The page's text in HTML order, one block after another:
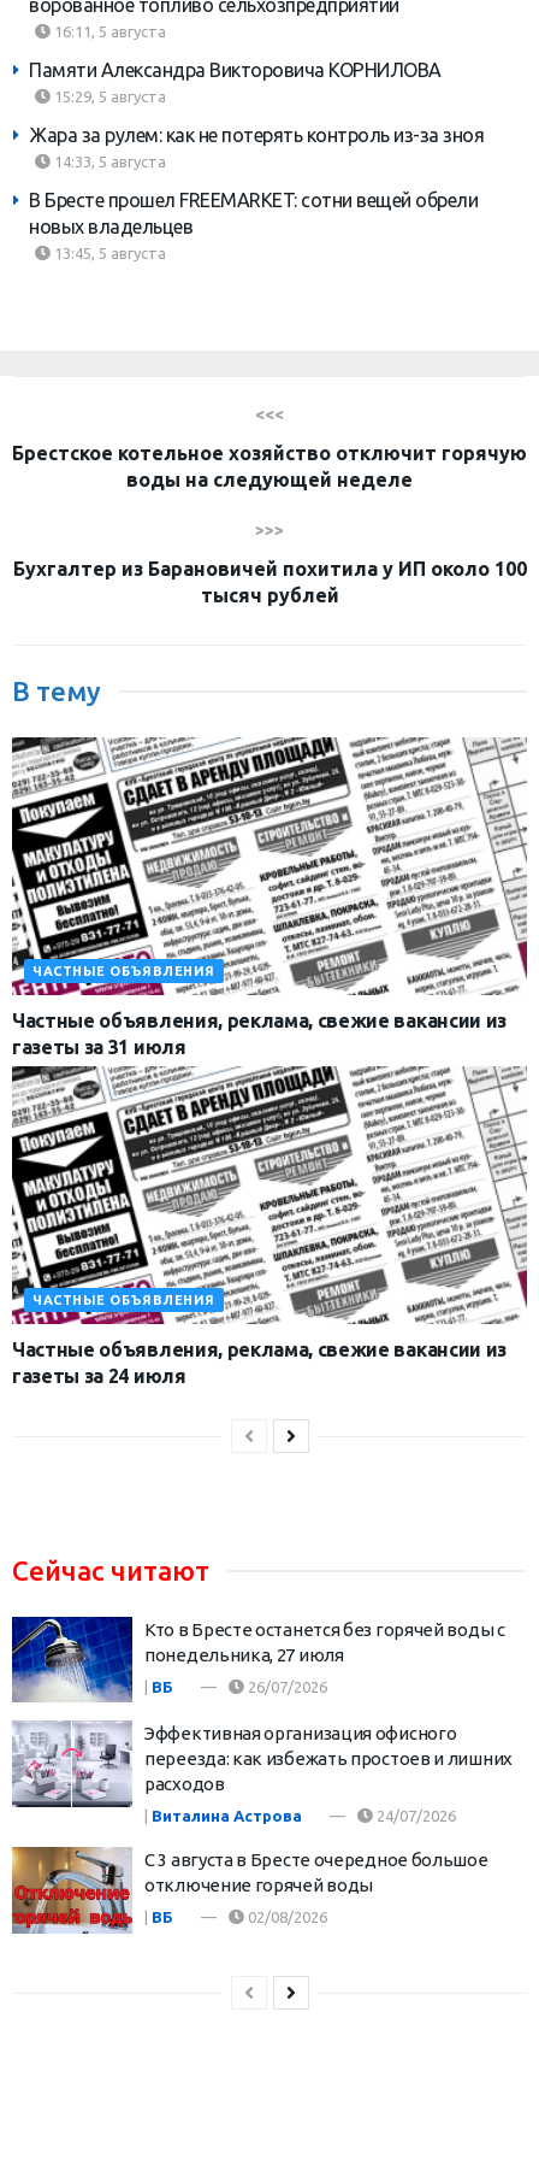
ворованное топливо сельхозпредприятий
16:11, 5 августа
Памяти Александра Викторовича КОРНИЛОВА
15:29, 5 августа
Жара за рулем: как не потерять контроль из-за зноя
14:33, 5 августа
В Бресте прошел FREEMARKET: сотни вещей обрели
новых владельцев
13:45, 5 августа
<<<
Брестское котельное хозяйство отключит горячую
воды на следующей неделе
>>>
Бухгалтер из Барановичей похитила у ИП около 100
тысяч рублей
В тему
ЧАСТНЫЕ ОБЪЯВЛЕНИЯ
Частные объявления, реклама, свежие вакансии из
газеты за 31 июля
ЧАСТНЫЕ ОБЪЯВЛЕНИЯ
Частные объявления, реклама, свежие вакансии из
газеты за 24 июля
Сейчас читают
Кто в Бресте останется без горячей воды с
понедельника, 27 июля
ВБ 26/07/2026
Эффективная организация офисного
переезда: как избежать простоев и лишних
расходов
Виталина Астрова 24/07/2026
С 3 августа в Бресте очередное большое
отключение горячей воды
ВБ 02/08/2026